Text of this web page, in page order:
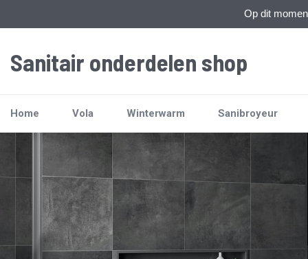
Op dit
Sanitair onderdelen shop
Home Vola Winterwarm Sanibroyeur